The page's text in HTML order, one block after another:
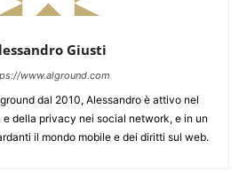
Giusti
www.alground.com
dal 2010, Alessandro è attivo nel
della privacy nei social network, e in un
il mondo mobile e dei diritti sul web.